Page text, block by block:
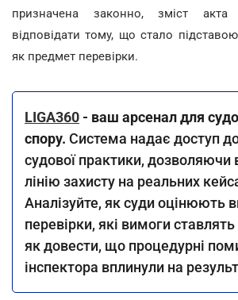
призначена законно, зміст
відповідати тому, що стало
як предмет перевірки.
LIGA360 - ваш арсенал для
спору. Система надає доступ
судової практики, дозволяючи
лінію захисту на реальних
Аналізуйте, як суди оцінюють
перевірки, які вимоги ставлять
як довести, що процедурні
інспектора вплинули на